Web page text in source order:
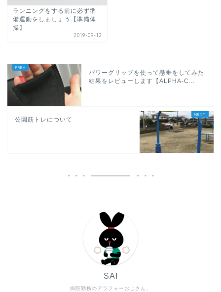
ランニングをする前に必ず準
備運動をしましょう【準備体
操】
2019-09-12
パワーグリップを使って懸垂をしてみた
結果をレビューします【ALPHA-C...
公園筋トレについて
病院勤務のアラフォーおじさん。
SAI